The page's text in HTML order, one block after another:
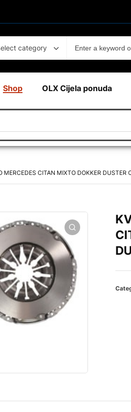
category
Shop OLX Cijela ponuda
MERCEDES CITAN MIXTO DOKKER DUSTER